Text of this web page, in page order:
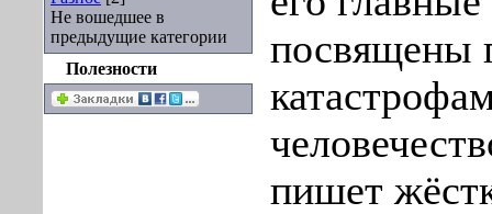
Не вошедшее в
предыдущие категории
Полезности
посвящены
пишет